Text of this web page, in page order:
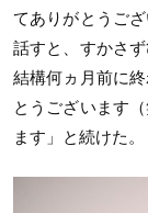
てありがとうご
話すと、すかさ
結構何ヵ月前に
とうございます
ます」と続けた。